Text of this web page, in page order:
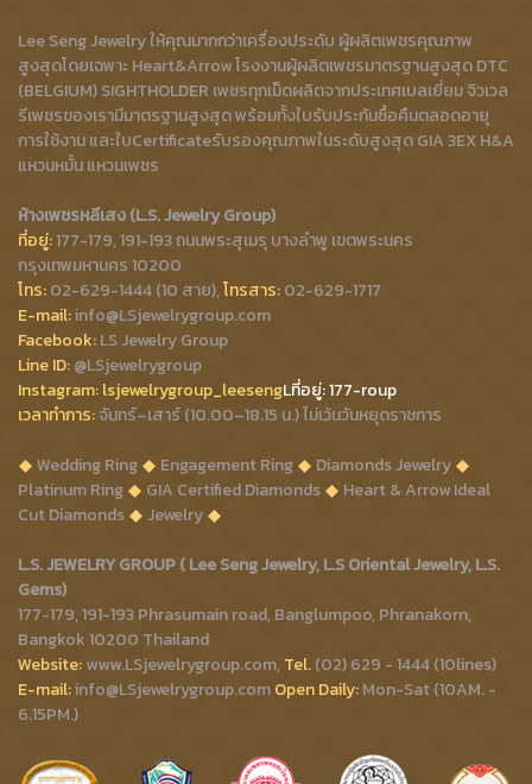
Lee Seng Jewelry ให้คุณมากกว่าเครื่องประดับ ผู้ผลิตเพชรคุณภาพ
สูงสุดโดยเฉพาะ Heart&Arrow โรงงานผู้ผลิตเพชรมาตรฐานสูงสุด DTC
(BELGIUM) SIGHTHOLDER เพชรทุกเม็ดผลิตจากประเทศเบลเยี่ยม จิวเวล
รีเพชรของเรามีมาตรฐานสูงสุด พร้อมทั้งใบรับประกันซื้อคืนตลอดอายุ
การใช้งาน และใบCertificateรับรองคุณภาพในระดับสูงสุด GIA 3EX H&A
แหวนหมั้น แหวนเพชร
ห้างเพชรหลีเสง (L.S. Jewelry Group)
ที่อยู่:177-179, 191-193 ถนนพระสุเมรุ บางลำพู เขตพระนคร
กรุงเทพมหานคร 10200
โทร:02-629-1444 (10 สาย),โทรสาร:02-629-1717
E-mail:info@LSjewelrygroup.com
Facebook:LS Jewelry Group
Line ID:@LSjewelrygroup
Instagram:lsjewelrygroup_leesengLที่อยู่: 177-roup
เวลาทำการ:จันทร์–เสาร์ (10.00–18.15 น.) ไม่เว้นวันหยุดราชการ
Wedding Ring
Engagement Ring
Diamonds Jewelry
Platinum Ring
GIA Certified Diamonds
Heart & Arrow Ideal
Cut Diamonds
Jewelry
L.S. JEWELRY GROUP ( Lee Seng Jewelry, L.S Oriental Jewelry, L.S.
Gems)
177-179, 191-193 Phrasumain road, Banglumpoo, Phranakorn,
Bangkok 10200 Thailand
Website:www.LSjewelrygroup.com, Tel.(02) 629 - 1444 (10lines)
E-mail:info@LSjewelrygroup.comOpen Daily:Mon-Sat (10AM. -
6.15PM.)